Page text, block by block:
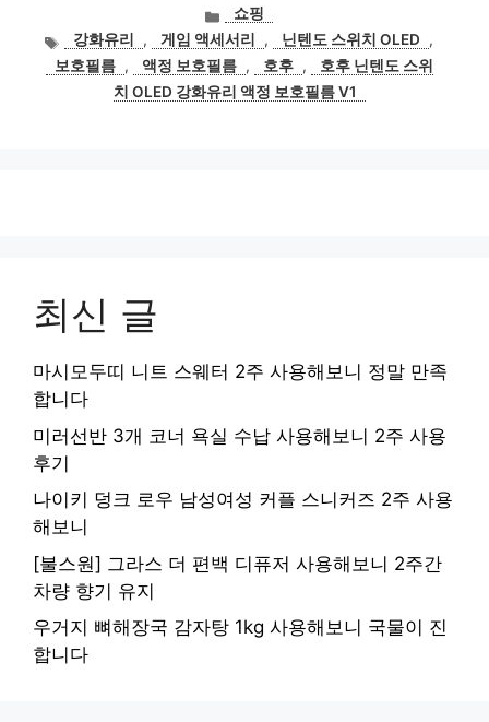
카
테
고
리
쇼핑
태
그
강화유리 , 게임 액세서리 , 닌텐도 스위치 OLED
,
보호필름 , 액정 보호필름 , 호후 ,
호후 닌텐도 스위
치 OLED 강화유리 액정 보호필름 V1
최신 글
마시모두띠 니트 스웨터 2주 사용해보니 정말 만족
합니다
미러선반 3개 코너 욕실 수납 사용해보니 2주 사용
후기
나이키 덩크 로우 남성여성 커플 스니커즈 2주 사용
해보니
[불스원] 그라스 더 편백 디퓨저 사용해보니 2주간
차량 향기 유지
우거지 뼈해장국 감자탕 1kg 사용해보니 국물이 진
합니다